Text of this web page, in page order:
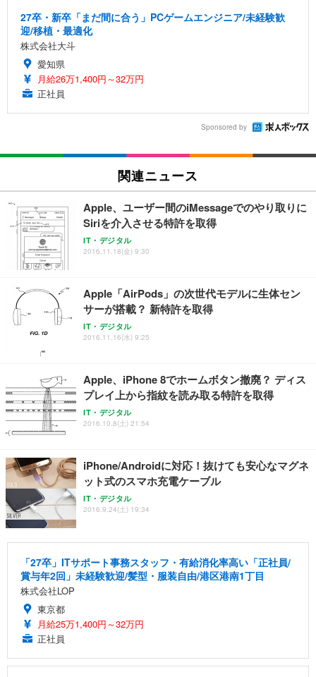
27卒・新卒「まだ間に合う」PCゲームエンジニア/未経験歓
迎/移植・最適化
株式会社大斗
愛知県
月給26万1,400円～32万円
正社員
Sponsored by
関連ニュース
Apple、ユーザー間のiMessageでのやり取りに
Siriを介入させる特許を取得
IT・デジタル
2016.11.18(金) 9:30
Apple「AirPods」の次世代モデルに生体セン
サーが搭載？ 新特許を取得
IT・デジタル
2016.11.16(水) 9:25
Apple、iPhone 8でホームボタン撤廃？ ディス
プレイ上から指紋を読み取る特許を取得
IT・デジタル
2016.10.8(土) 21:54
iPhone/Androidに対応！抜けても安心なマグネ
ット式のスマホ充電ケーブル
IT・デジタル
2016.9.24(土) 19:34
「27卒」ITサポート事務スタッフ・有給消化率高い「正社員/
賞与年2回」未経験歓迎/髪型・服装自由/港区港南1丁目
株式会社LOP
東京都
月給25万1,400円～32万円
正社員